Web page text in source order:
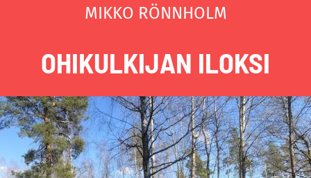
MIKKO RÖNNHOLM
OHIKULKIJAN ILOKSI